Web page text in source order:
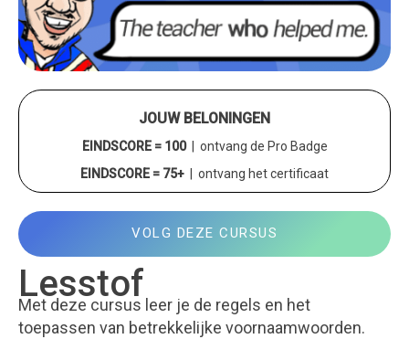
JOUW BELONINGEN
EINDSCORE = 100| ontvang de Pro Badge
EINDSCORE = 75+ | ontvang het certificaat
VOLG DEZE CURSUS
Lesstof
Met deze cursus leer je de regels en het
toepassen van betrekkelijke voornaamwoorden.